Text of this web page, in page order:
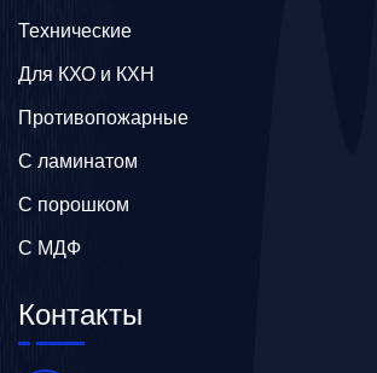
Технические
Для КХО и КХН
Противопожарные
С ламинатом
С порошком
С МДФ
Контакты